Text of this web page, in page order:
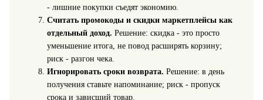
- лишние покупки съедят экономию.
Считать промокоды и скидки маркетплейсы как
отдельный доход. Решение: скидка - это просто
уменьшение итога, не повод расширять корзину;
риск - разгон чека.
Игнорировать сроки возврата. Решение: в день
получения ставьте напоминание; риск - пропуск
срока и зависший товар.